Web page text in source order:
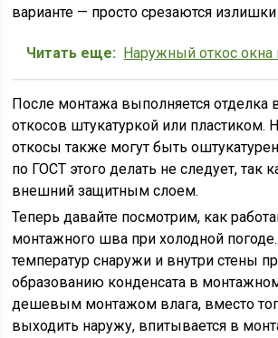
варианте — просто срезаются
Читать еще: Наружный откос окна
После монтажа выполняется отделка
откосов штукатуркой или пластиком.
откосы также могут быть
по ГОСТ этого делать не следует, так
внешний защитным слоем.
Теперь давайте посмотрим, как
монтажного шва при холодной
температур снаружи и внутри стены
образованию конденсата в
дешевым монтажом влага, вместо
выходить наружу, впитывается в